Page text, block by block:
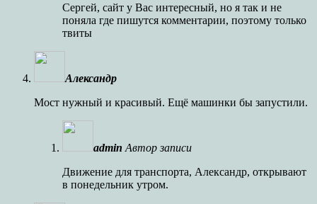
Сергей, сайт у Вас интересный, но я так и не
поняла где пишутся комментарии, поэтому только
твиты
Александр
Мост нужный и красивый. Ещё машинки бы запустили.
admin Автор записи
Движение для транспорта, Александр, открывают
в понедельник утром.